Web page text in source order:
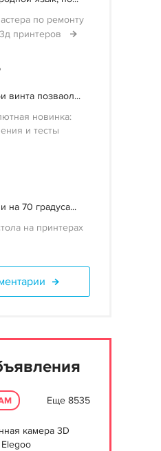
по ремонту
принтеров
винта позваол...
новинка:
и тесты
на 70 градуса...
на принтерах
Еще 8535
камера 3D